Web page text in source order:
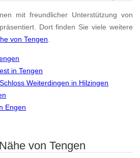
mit freundlicher Unterstützung von
Dort finden Sie viele weitere
von Tengen
in Tengen
Weiterdingen in Hilzingen
Engen
von Tengen